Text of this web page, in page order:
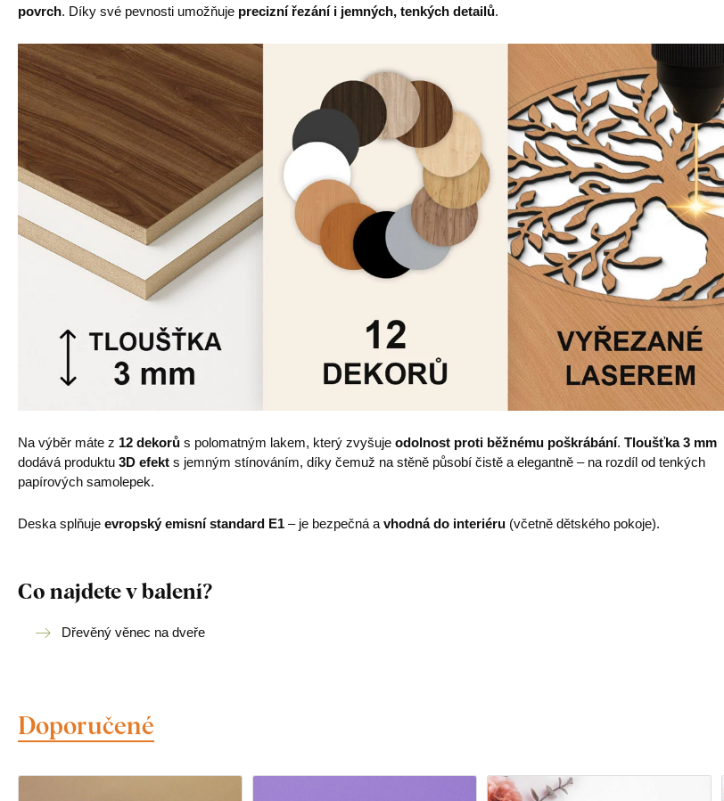
povrch. Díky své pevnosti umožňuje precizní řezání i jemných, tenkých detailů.
Na výběr máte z 12 dekorů s polomatným lakem, který zvyšuje odolnost proti běžnému poškrábání. Tloušťka 3 mm
dodává produktu 3D efekt s jemným stínováním, díky čemuž na stěně působí čistě a elegantně – na rozdíl od tenkých
papírových samolepek.
Deska splňuje evropský emisní standard E1 – je bezpečná a vhodná do interiéru (včetně dětského pokoje).
Co najdete v balení?
Dřevěný věnec na dveře
Doporučené